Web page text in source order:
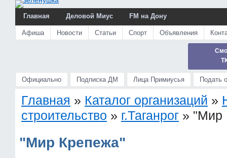
Главная Деловой Миус FM на Дону
Афиша Новости Статьи Спорт Объявления
Официально Подписка ДМ Лица Примиусья Подать
Главная » Каталог организаций »
строительство » г.Таганрог » "Мир
"Мир Крепежа"